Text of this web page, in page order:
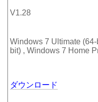
V1.28
Windows 7 Ultimate
bit) , Windows 7 Home
ダウンロード